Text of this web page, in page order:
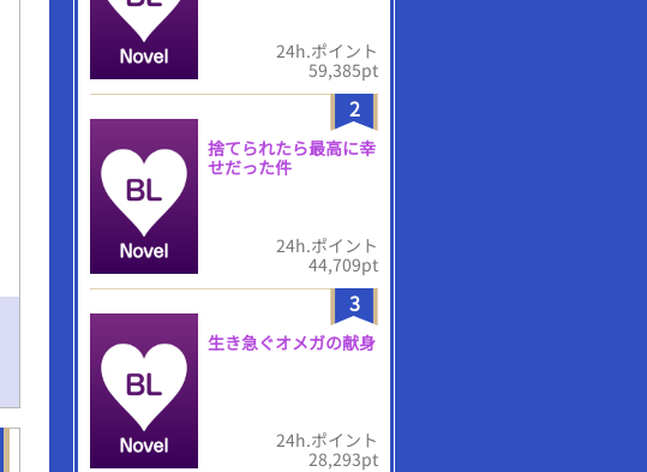
24h.ポイント
59,385pt
2
捨てられたら最高に幸
せだった件
24h.ポイント
44,709pt
3
生き急ぐオメガの献身
24h.ポイント
28,293pt